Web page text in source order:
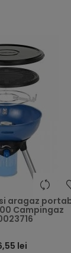
aragaz
Campingaz
lei